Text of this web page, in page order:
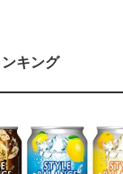
キング